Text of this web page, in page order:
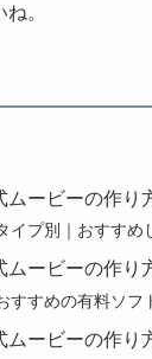
。
ムービーの作り
イプ別｜おすすめ
ムービーの作り
すすめの有料ソフ
ムービーの作り